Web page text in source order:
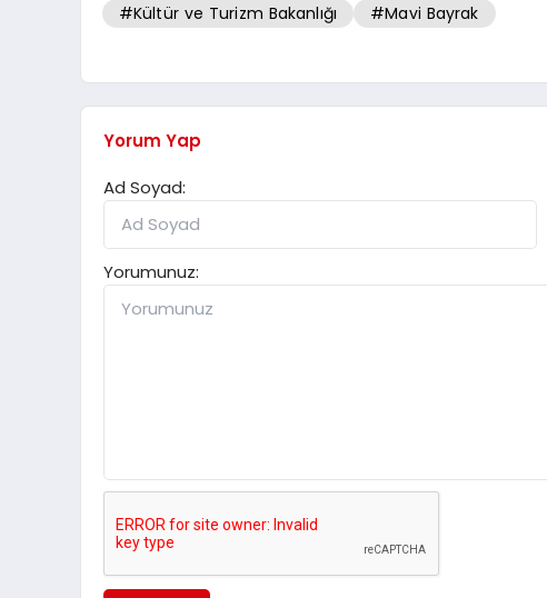
#Kültür ve Turizm Bakanlığı #Mavi Bayrak
Yorum Yap
Ad Soyad:
Yorumunuz: